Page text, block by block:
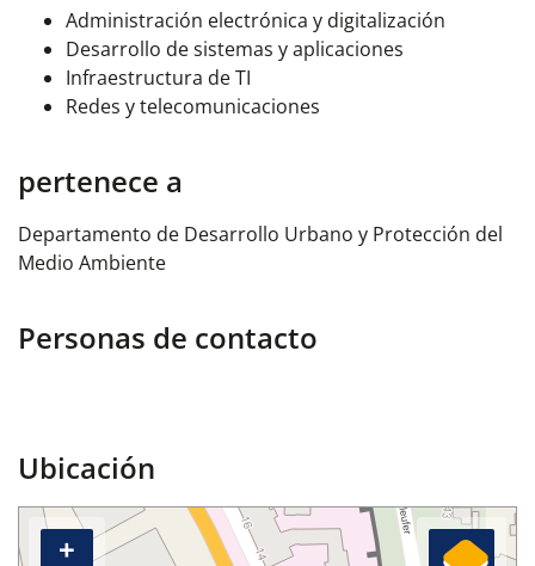
Administración electrónica y digitalización
Desarrollo de sistemas y aplicaciones
Infraestructura de TI
Redes y telecomunicaciones
pertenece a
Departamento de Desarrollo Urbano y Protección del
Medio Ambiente
Personas de contacto
Ubicación
+